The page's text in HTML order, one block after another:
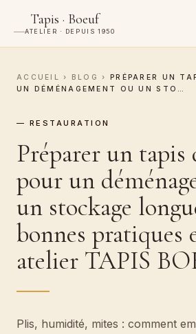
Tapis · Boeuf
ATELIER · DEPUIS 1950
ACCUEIL › BLOG ›
PRÉPARER UN
UN DÉMÉNAGEMENT OU UN STO…
— RESTAURATION
Préparer un tapis
pour un
un stockage
bonnes pratiques
atelier TAPIS
Plis, humidité, mites : comment